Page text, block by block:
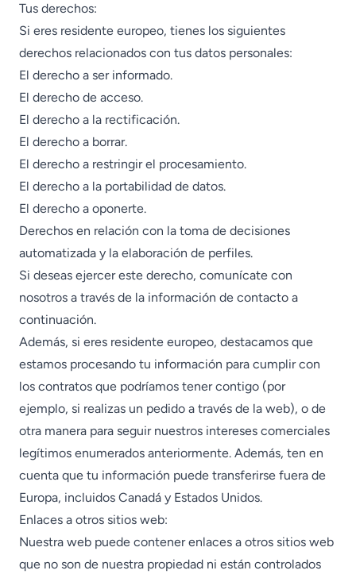
Tus derechos:
Si eres residente europeo, tienes los siguientes
derechos relacionados con tus datos personales:
El derecho a ser informado.
El derecho de acceso.
El derecho a la rectificación.
El derecho a borrar.
El derecho a restringir el procesamiento.
El derecho a la portabilidad de datos.
El derecho a oponerte.
Derechos en relación con la toma de decisiones
automatizada y la elaboración de perfiles.
Si deseas ejercer este derecho, comunícate con
nosotros a través de la información de contacto a
continuación.
Además, si eres residente europeo, destacamos que
estamos procesando tu información para cumplir con
los contratos que podríamos tener contigo (por
ejemplo, si realizas un pedido a través de la web), o de
otra manera para seguir nuestros intereses comerciales
legítimos enumerados anteriormente. Además, ten en
cuenta que tu información puede transferirse fuera de
Europa, incluidos Canadá y Estados Unidos.
Enlaces a otros sitios web:
Nuestra web puede contener enlaces a otros sitios web
que no son de nuestra propiedad ni están controlados